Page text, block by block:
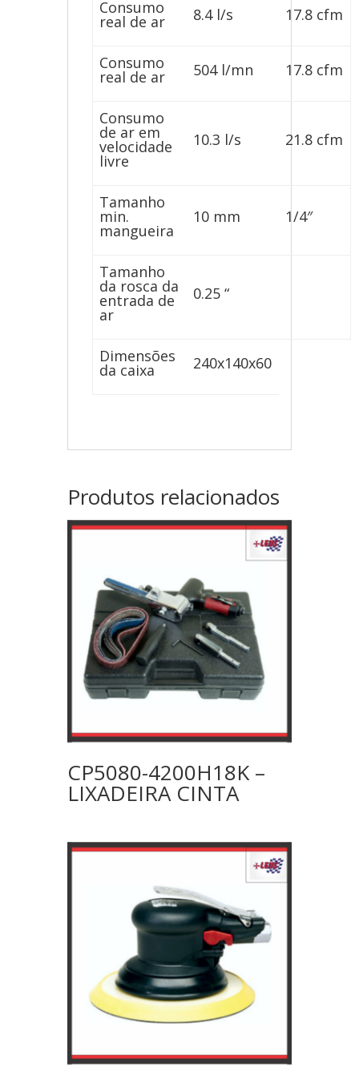
Consumo
real de ar 8.4 l/s 17.8 cfm
Consumo
real de ar 504 l/mn 17.8 cfm
Consumo
de ar em
velocidade
livre
10.3 l/s 21.8 cfm
Tamanho
min.
mangueira
10 mm 1/4″
Tamanho
da rosca da
entrada de
ar
0.25 “
Dimensões
da caixa 240x140x60
Produtos relacionados
CP5080-4200H18K –
LIXADEIRA CINTA